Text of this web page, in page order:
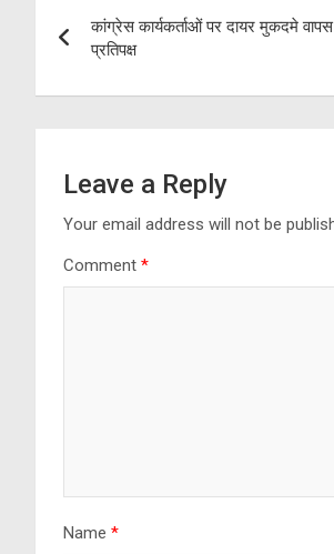
o
o
k
a
A
p
navigation
कांग्रेस कार्यकर्ताओं पर दायर मुकदमे
प्रतिपक्ष
Leave a Reply
Your email address will not be
Comment *
Name *